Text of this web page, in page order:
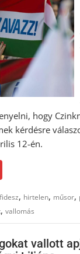
hogy
kérdésre
12-én.
fidesz, hirtelen, műsor,
,vallomás
vallott